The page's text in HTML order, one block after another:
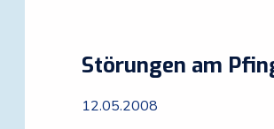
Störungen am
12.05.2008